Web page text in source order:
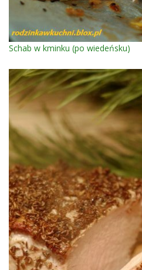
Schab w kminku (po wiedeńsku)